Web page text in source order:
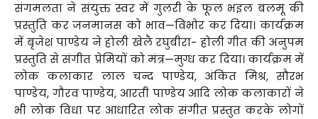
संगमलता ने संयुक्त स्वर में गुलरी के फूल भइल बलमू की
प्रस्तुति कर जनमानस को भाव—विभोर कर दिया। कार्यक्रम
में बृजेश पाण्डेय ने होली खेलै रघुबीरा- होली गीत की अनुपम
प्रस्तुति से संगीत प्रेमियों को मंत्र—मुग्ध कर दिया। कार्यक्रम में
लोक कलाकार लाल चन्द पाण्डेय, अंकित मिश्र, सौरभ
पाण्डेय, गौरव पाण्डेय, आरती पाण्डेय आदि लोक कलाकारों ने
भी लोक विधा पर आधारित लोक संगीत प्रस्तुत करके लोगों